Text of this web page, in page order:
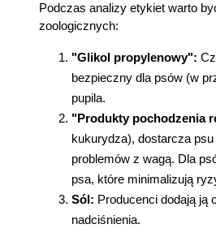
Korzystamy
serwisu do
naszej
przycisku
wszystkich
Podczas analizy etykiet warto
zoologicznych:
"Glikol propylenowy":
bezpieczny dla psów (w
pupila.
"Produkty pochodzenia
kukurydza), dostarcza
problemów z wagą. Dla
psa, które minimalizują
Sól: Producenci dodają ją
nadciśnienia.